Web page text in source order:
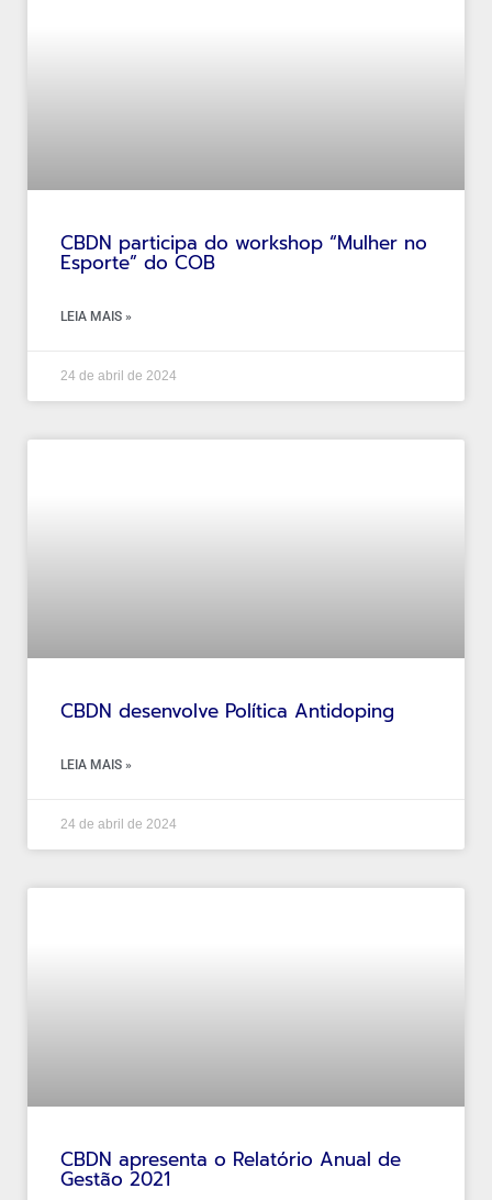
CBDN participa do workshop “Mulher no
Esporte” do COB
LEIA MAIS »
24 de abril de 2024
CBDN desenvolve Política Antidoping
LEIA MAIS »
24 de abril de 2024
CBDN apresenta o Relatório Anual de
Gestão 2021